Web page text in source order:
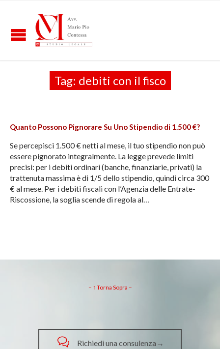
Tag: debiti con il fisco
Quanto Possono Pignorare Su Uno Stipendio di 1.500 €?
Se percepisci 1.500 € netti al mese, il tuo stipendio non può
essere pignorato integralmente. La legge prevede limiti
precisi: per i debiti ordinari (banche, finanziarie, privati) la
trattenuta massima è di 1/5 dello stipendio, quindi circa 300
€ al mese. Per i debiti fiscali con l’Agenzia delle Entrate-
Riscossione, la soglia scende di regola al…
– ↑ Torna Sopra –
 Richiedi una consulenza→